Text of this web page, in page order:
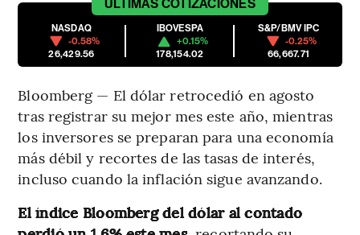
ÚLTIMAS COTIZACIONES
NASDAQ
-0.58%
26,429.56
IBOVESPA
+0.15%
178,154.02
S&P/BMV IPC
-0.25%
66,667.71
Bloomberg — El dólar retrocedió en agosto
tras registrar su mejor mes este año, mientras
los inversores se preparan para una economía
más débil y recortes de las tasas de interés,
incluso cuando la inflación sigue avanzando.
El índice Bloomberg del dólar al contado